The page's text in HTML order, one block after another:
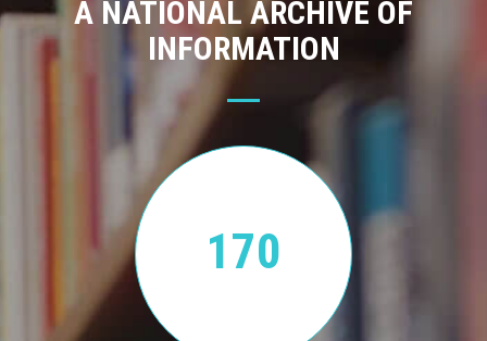
A NATIONAL ARCHIVE OF
INFORMATION
170